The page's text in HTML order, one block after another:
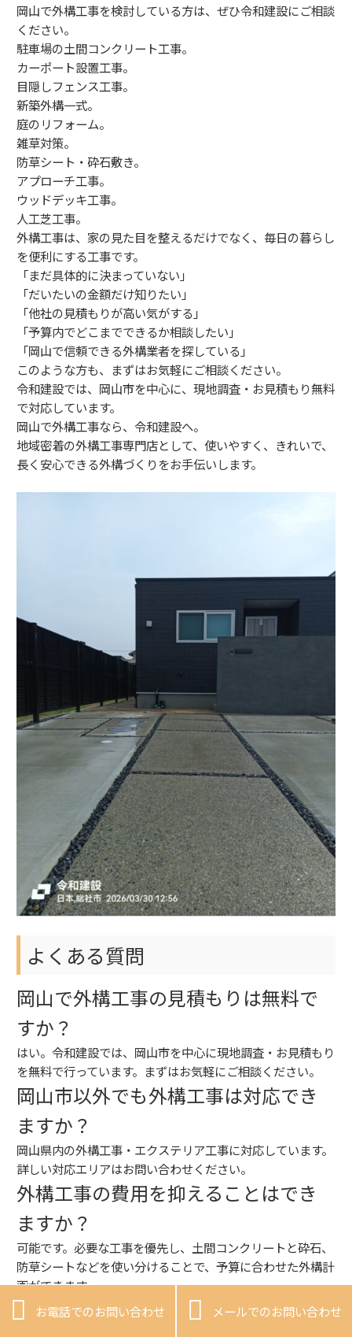
岡山で外構工事を検討している方は、ぜひ令和建設にご相談
ください。
駐車場の土間コンクリート工事。
カーポート設置工事。
目隠しフェンス工事。
新築外構一式。
庭のリフォーム。
雑草対策。
防草シート・砕石敷き。
アプローチ工事。
ウッドデッキ工事。
人工芝工事。
外構工事は、家の見た目を整えるだけでなく、毎日の暮らし
を便利にする工事です。
「まだ具体的に決まっていない」
「だいたいの金額だけ知りたい」
「他社の見積もりが高い気がする」
「予算内でどこまでできるか相談したい」
「岡山で信頼できる外構業者を探している」
このような方も、まずはお気軽にご相談ください。
令和建設では、岡山市を中心に、現地調査・お見積もり無料
で対応しています。
岡山で外構工事なら、令和建設へ。
地域密着の外構工事専門店として、使いやすく、きれいで、
長く安心できる外構づくりをお手伝いします。
よくある質問
岡山で外構工事の見積もりは無料で
すか？
はい。令和建設では、岡山市を中心に現地調査・お見積もり
を無料で行っています。まずはお気軽にご相談ください。
岡山市以外でも外構工事は対応でき
ますか？
岡山県内の外構工事・エクステリア工事に対応しています。
詳しい対応エリアはお問い合わせください。
外構工事の費用を抑えることはでき
ますか？
可能です。必要な工事を優先し、土間コンクリートと砕石、
防草シートなどを使い分けることで、予算に合わせた外構計
画ができます。
土間コンクリートだけでも依頼でき
 お電話でのお問い合わせ  メールでのお問い合わせ